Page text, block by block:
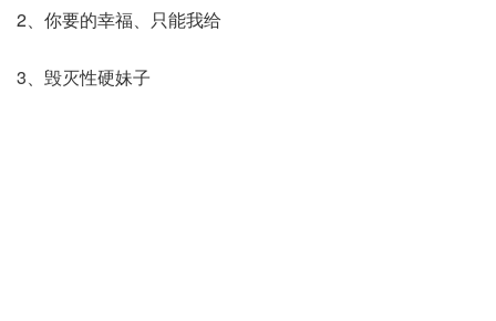
2、你要的幸福、只能我给
3、毁灭性硬妹子